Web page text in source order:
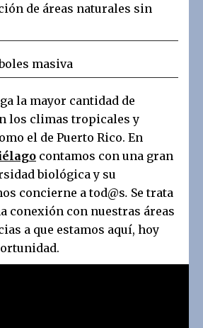
de áreas naturales sin
masiva
la mayor cantidad de
los climas tropicales y
el de Puerto Rico. En
contamos con una gran
biológica y su
concierne a tod@s. Se trata
conexión con nuestras áreas
a que estamos aquí, hoy